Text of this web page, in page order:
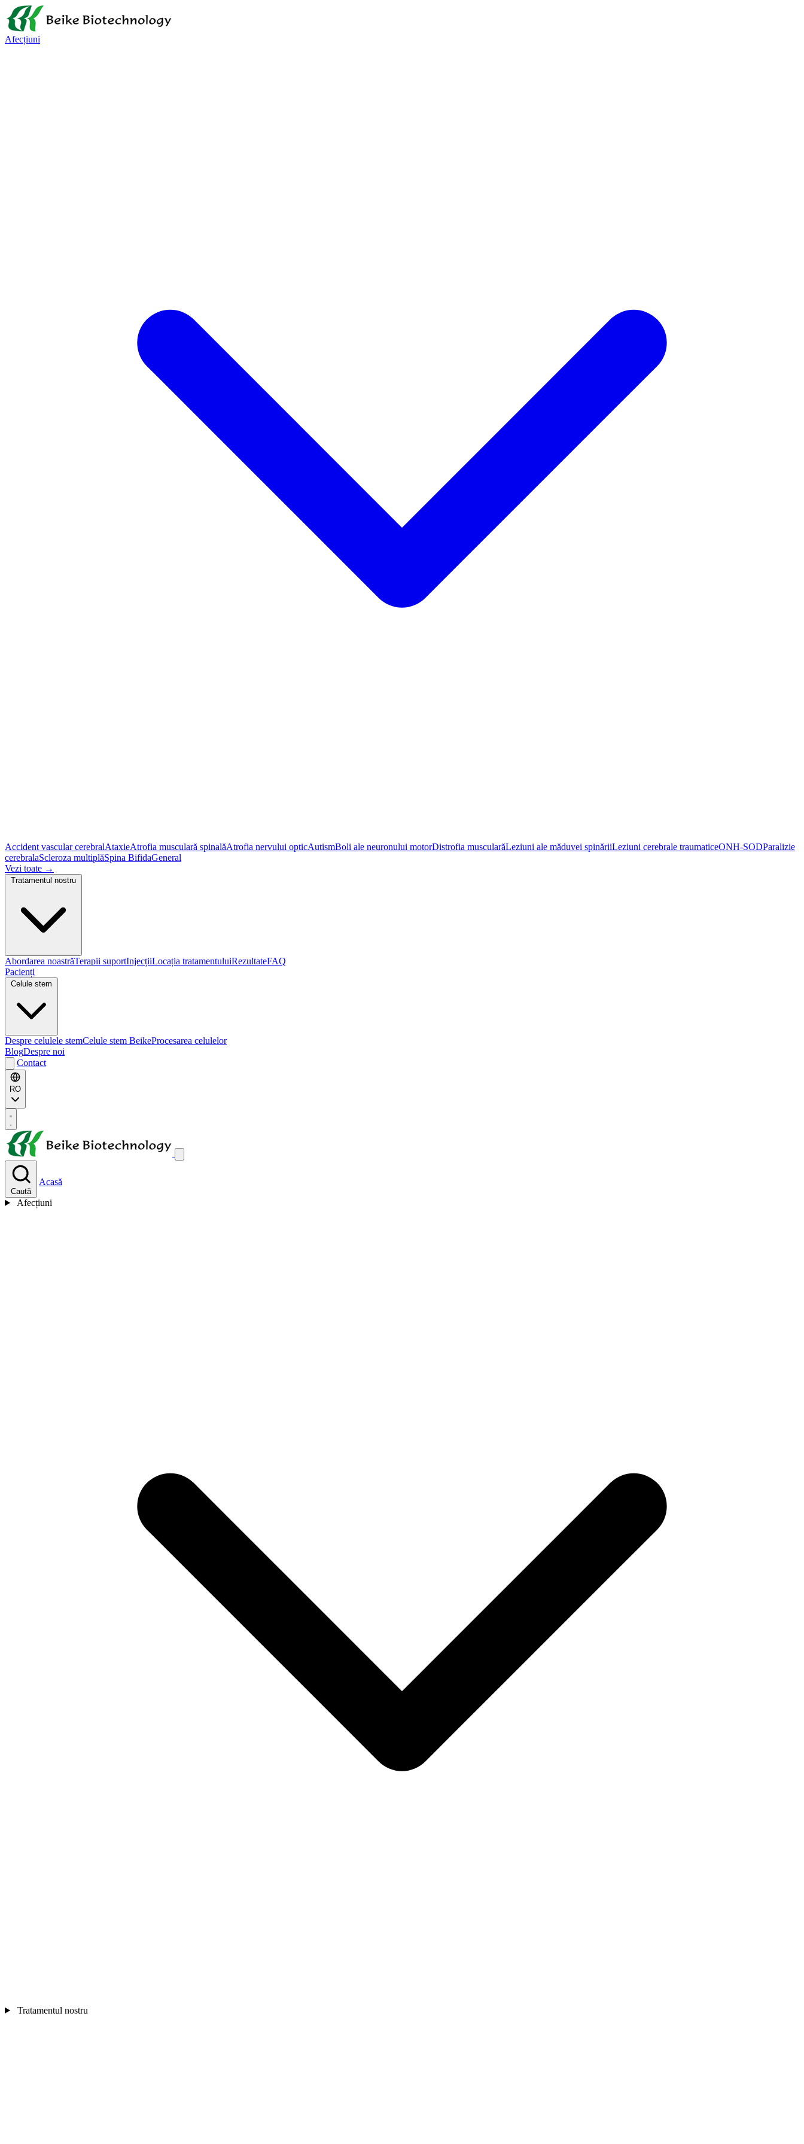
Afecțiuni
Accident vascular cerebralAtaxieAtrofia musculară spinalăAtrofia nervului opticAutismBoli ale neuronului motorDistrofia muscularăLeziuni ale măduvei spinăriiLeziuni cerebrale traumaticeONH-SODParalizie
cerebralaScleroza multiplăSpina BifidaGeneral
Vezi toate →
Abordarea noastrăTerapii suportInjecțiiLocația tratamentuluiRezultateFAQ
Pacienți
Despre celulele stemCelule stem BeikeProcesarea celulelor
BlogDespre noi
Contact
RO
Caută
Acasă
Afecțiuni
Tratamentul nostru